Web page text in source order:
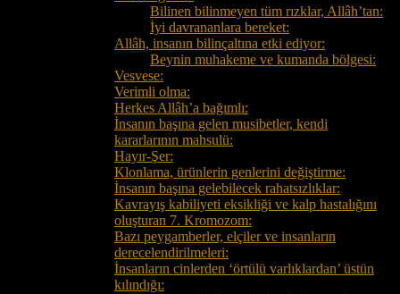
Bilinen bilinmeyen tüm rızklar, Allâh’tan:
İyi davrananlara bereket:
Allâh, insanın bilinçaltına etki ediyor:
Beynin muhakeme ve kumanda bölgesi:
Vesvese:
Verimli olma:
Herkes Allâh’a bağımlı:
İnsanın başına gelen musibetler, kendi
kararlarının mahsulü:
Hayır-Şer:
Klonlama, ürünlerin genlerini değiştirme:
İnsanın başına gelebilecek rahatsızlıklar:
Kavrayış kabiliyeti eksikliği ve kalp hastalığını
oluşturan 7. Kromozom:
Bazı peygamberler, elçiler ve insanların
derecelendirilmeleri:
İnsanların cinlerden ‘örtülü varlıklardan’ üstün
kılındığı: